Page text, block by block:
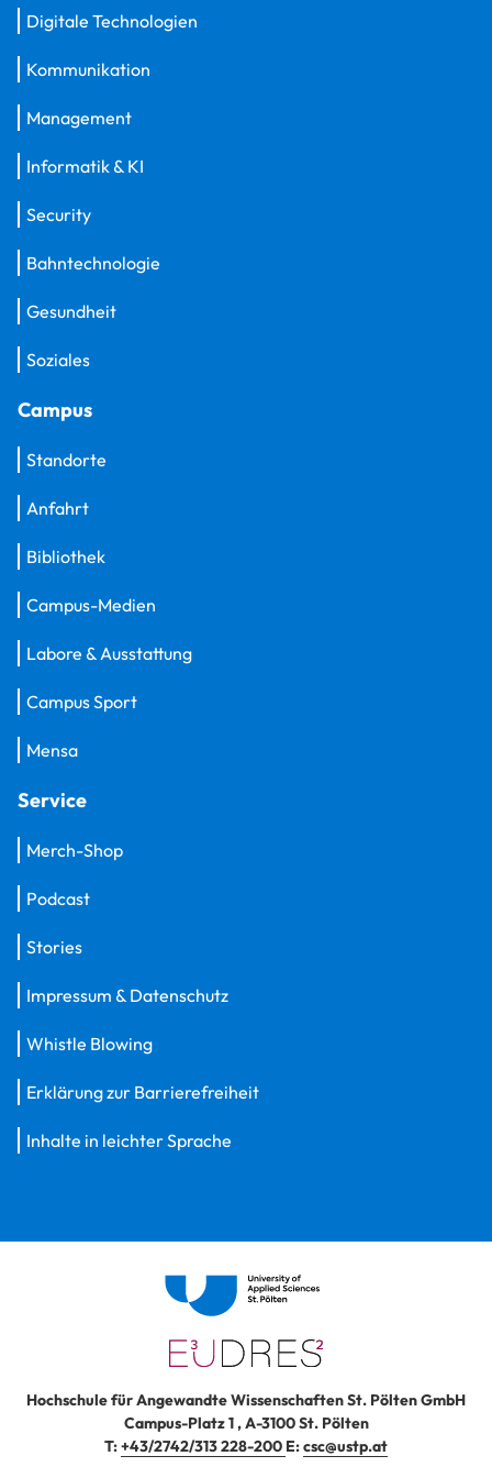
Digitale Technologien
Kommunikation
Management
Informatik & KI
Security
Bahntechnologie
Gesundheit
Soziales
Campus
Standorte
Anfahrt
Bibliothek
Campus-Medien
Labore & Ausstattung
Campus Sport
Mensa
Service
Merch-Shop
Podcast
Stories
Impressum & Datenschutz
Whistle Blowing
Erklärung zur Barrierefreiheit
Inhalte in leichter Sprache
Hochschule für Angewandte Wissenschaften St. Pölten GmbH
Campus-Platz 1,A-3100St. Pölten
T:+43/2742/313 228-200 E:csc@ustp.at